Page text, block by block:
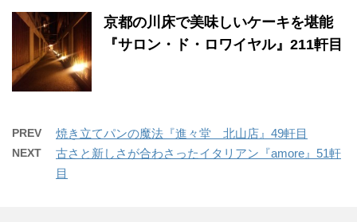
京都の川床で美味しいケーキを堪能
『サロン・ド・ロワイヤル』211軒目
PREV 焼き立てパンの魔法『進々堂 北山店』49軒目
NEXT
古さと新しさが合わさったイタリアン『amore』51軒
目